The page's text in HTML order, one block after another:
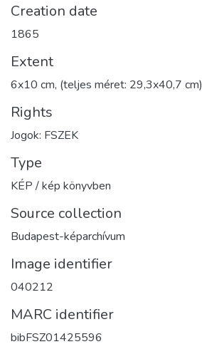
Creation date
1865
Extent
6x10 cm, (teljes méret: 29,3x40,7 cm)
Rights
Jogok: FSZEK
Type
KÉP / kép könyvben
Source collection
Budapest-képarchívum
Image identifier
040212
MARC identifier
bibFSZ01425596